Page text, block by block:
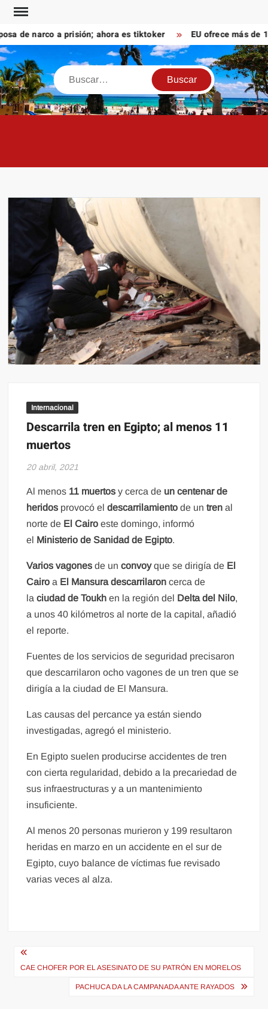
Saltar
contenido
de narco a prisión; ahora es tiktoker EU ofrece más de
Buscar
Internacional
Descarrila tren en Egipto; al menos 11
muertos
20 abril, 2021
Al menos 11 muertos y cerca de un centenar de
heridos provocó eldescarrilamiento de untren al
norte de El Cairo este domingo, informó
el Ministerio de Sanidad de Egipto.
Varios vagones de unconvoyque se dirigía de El
Cairo a El Mansura descarrilaron cerca de
laciudad de Toukh en la región del Delta del Nilo,
a unos 40 kilómetros al norte de la capital, añadió
el reporte.
Fuentes de los servicios de seguridad precisaron
que descarrilaron ocho vagones de un tren que se
dirigía a la ciudad de El Mansura.
Las causas del percance ya están siendo
investigadas, agregó el ministerio.
En Egipto suelen producirse accidentes de tren
con cierta regularidad, debido a la precariedad de
sus infraestructuras y a un mantenimiento
insuficiente.
Al menos 20 personas murieron y 199 resultaron
heridas en marzo en un accidente en el sur de
Egipto, cuyo balance de víctimas fue revisado
varias veces al alza.
Navegación
de
entradas
CAE CHOFER POR EL ASESINATO DE SU PATRÓN EN MORELOS
PACHUCA DA LA CAMPANADA ANTE RAYADOS